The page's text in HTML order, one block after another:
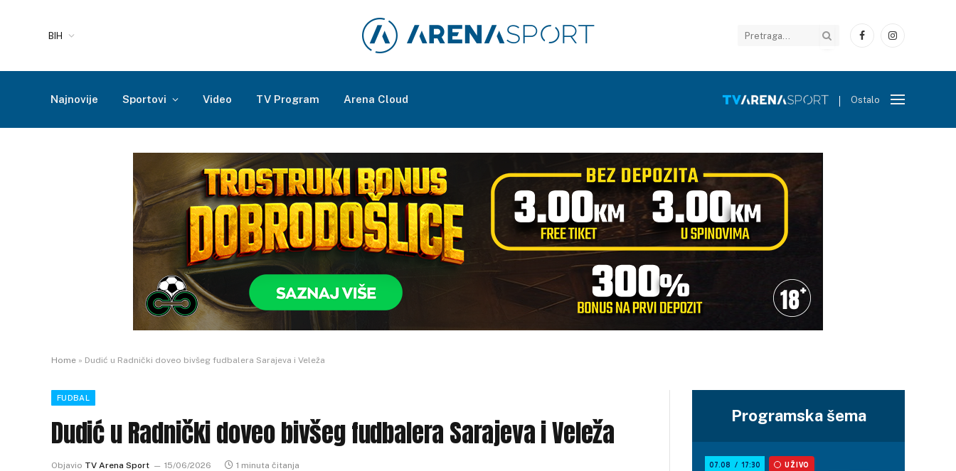
BIH
FacebookInstagram
Najnovije Sportovi Video TV Program Arena Cloud Ostalo
Home » Dudić u Radnički doveo bivšeg fudbalera Sarajeva i Veleža
FUDBAL
Dudić u Radnički doveo bivšeg fudbalera Sarajeva i Veleža
Objavio TV Arena Sport 15/06/2026 1 minuta čitanja
Programska šema